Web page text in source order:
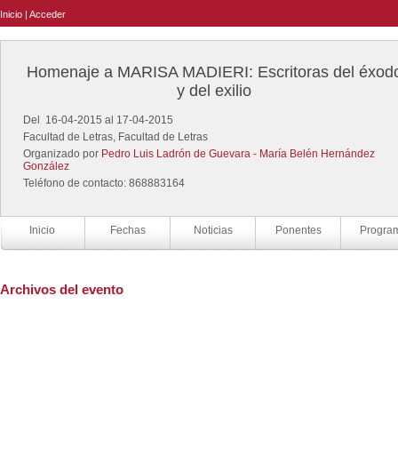
Inicio | Acceder
Homenaje a MARISA MADIERI: Escritoras del
y del exilio
Del 16-04-2015 al 17-04-2015
Facultad de Letras, Facultad de Letras
Organizado por Pedro Luis Ladrón de Guevara - María Belén Hernández
González
Teléfono de contacto: 868883164
Inicio Fechas Noticias Ponentes
Archivos del evento